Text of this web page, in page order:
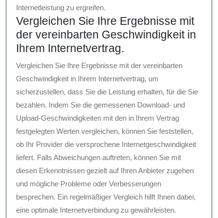
Internetleistung zu ergreifen.
Vergleichen Sie Ihre Ergebnisse mit
der vereinbarten Geschwindigkeit in
Ihrem Internetvertrag.
Vergleichen Sie Ihre Ergebnisse mit der vereinbarten
Geschwindigkeit in Ihrem Internetvertrag, um
sicherzustellen, dass Sie die Leistung erhalten, für die Sie
bezahlen. Indem Sie die gemessenen Download- und
Upload-Geschwindigkeiten mit den in Ihrem Vertrag
festgelegten Werten vergleichen, können Sie feststellen,
ob Ihr Provider die versprochene Internetgeschwindigkeit
liefert. Falls Abweichungen auftreten, können Sie mit
diesen Erkenntnissen gezielt auf Ihren Anbieter zugehen
und mögliche Probleme oder Verbesserungen
besprechen. Ein regelmäßiger Vergleich hilft Ihnen dabei,
eine optimale Internetverbindung zu gewährleisten.